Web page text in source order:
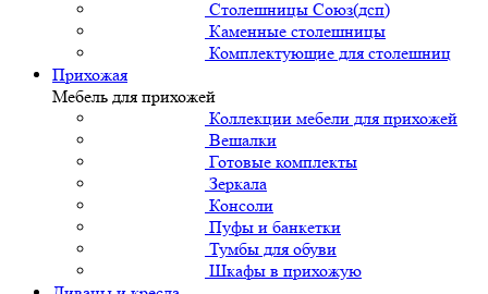
Столешницы Союз(дсп)
Каменные столешницы
Комплектующие для столешниц
Прихожая
Мебель для прихожей
Коллекции мебели для прихожей
Вешалки
Готовые комплекты
Зеркала
Консоли
Пуфы и банкетки
Тумбы для обуви
Шкафы в прихожую